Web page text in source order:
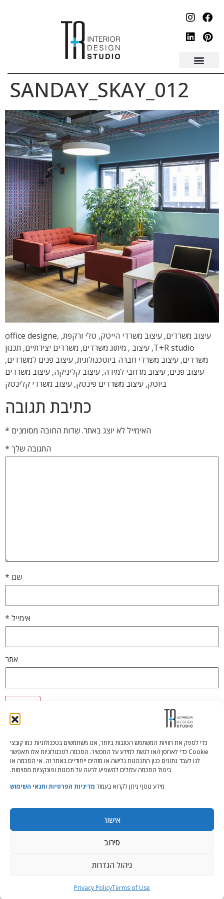
כדי לספק את חוויות המשתמש הטובות ביותר, אנו משתמשים בטכנולוגיות כמו קובצי
Cookie כדי לאחסן ו/או לגשת למידע על המכשיר. הסכמה לטכנולוגיות אלו תאפשר
לנו לעבד נתונים כגון התנהגות גלישה או מזהים ייחודיים באתר זה. אי הסכמה או
ביטול הסכמה עלולים להשפיע לרעה על תכונות ופונקציות מסוימות.
מידע נוסף ניתן לקרוא בעמוד מדיניות הפרטיות ותנאי השימוש
אישור
סירוב
ניהול הגדרות
Terms of Use
Privacy Policy
SANDAY_SKAY_012
עיצוב משרדים, עיצוב משרדי הייטק, טלי ורקפת, office designe,
T+R studio, עיצוב , מיתוג משרדים, משרדים יצירתיים, תכנון
משרדים, עיצוב משרדי חברה ביוטכנולוגית, עיצוב פנים למשרדים,
עיצוב פנים, עיצוב מרחבי למידה, עיצוב קליניקה, עיצוב משרדים
ביוטק, עיצוב משרדים פינטק, עיצוב משרדי קלינטק
כתיבת תגובה
האימייל לא יוצג באתר.שדות החובה מסומנים *
התגובה שלך *
שם *
אימייל *
אתר
Tali Shenfeld:052.620.2446
tali@TRstudio.co.il
rakefet@TRstudio.co.il